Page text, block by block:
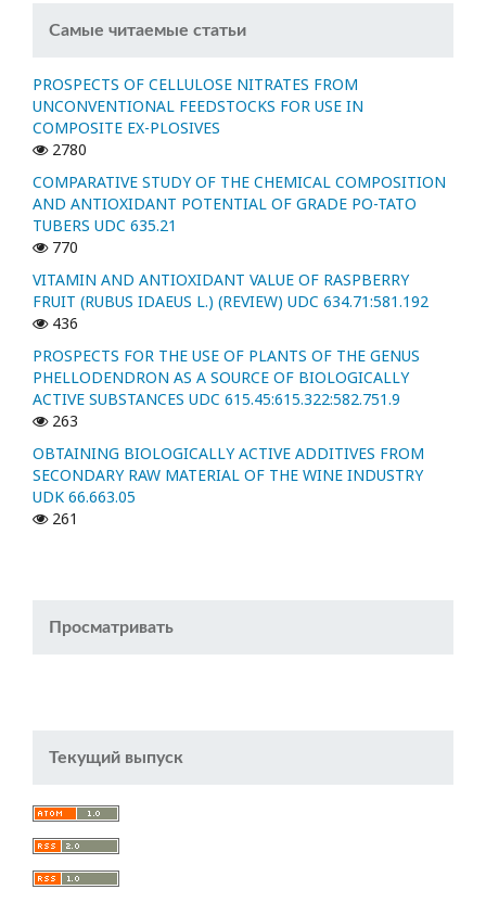
Самые читаемые статьи
PROSPECTS OF CELLULOSE NITRATES FROM
UNCONVENTIONAL FEEDSTOCKS FOR USE IN
COMPOSITE EX-PLOSIVES
2780
COMPARATIVE STUDY OF THE CHEMICAL COMPOSITION
AND ANTIOXIDANT POTENTIAL OF GRADE PO-TATO
TUBERS UDC 635.21
770
VITAMIN AND ANTIOXIDANT VALUE OF RASPBERRY
FRUIT (RUBUS IDAEUS L.) (REVIEW) UDC 634.71:581.192
436
PROSPECTS FOR THE USE OF PLANTS OF THE GENUS
PHELLODENDRON AS A SOURCE OF BIOLOGICALLY
ACTIVE SUBSTANCES UDC 615.45:615.322:582.751.9
263
OBTAINING BIOLOGICALLY ACTIVE ADDITIVES FROM
SECONDARY RAW MATERIAL OF THE WINE INDUSTRY
UDK 66.663.05
261
Просматривать
Текущий выпуск